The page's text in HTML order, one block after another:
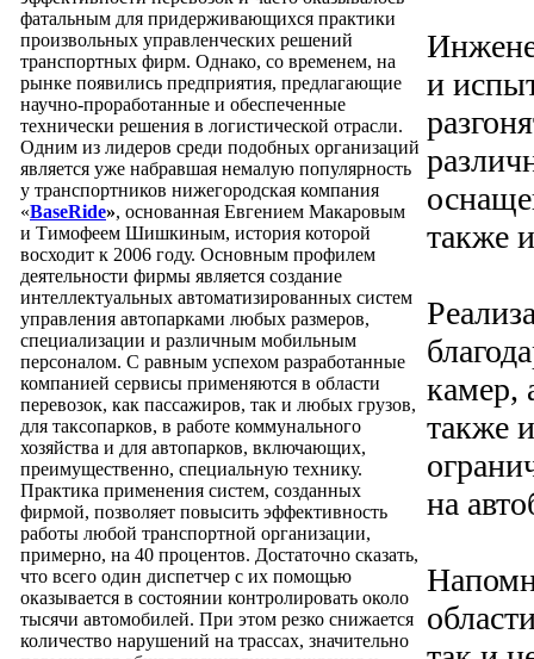
фатальным для придерживающихся практики
произвольных управленческих решений
транспортных фирм. Однако, со временем, на
рынке появились предприятия, предлагающие
научно-проработанные и обеспеченные
технически решения в логистической отрасли.
Одним из лидеров среди подобных организаций
является уже набравшая немалую популярность
у транспортников нижегородская компания
«BaseRide», основанная Евгением Макаровым
и Тимофеем Шишкиным, история которой
восходит к 2006 году. Основным профилем
деятельности фирмы является создание
интеллектуальных автоматизированных систем
управления автопарками любых размеров,
специализации и различным мобильным
персоналом. С равным успехом разработанные
компанией сервисы применяются в области
перевозок, как пассажиров, так и любых грузов,
для таксопарков, в работе коммунального
хозяйства и для автопарков, включающих,
преимущественно, специальную технику.
Практика применения систем, созданных
фирмой, позволяет повысить эффективность
работы любой транспортной организации,
примерно, на 40 процентов. Достаточно сказать,
что всего один диспетчер с их помощью
оказывается в состоянии контролировать около
тысячи автомобилей. При этом резко снижается
количество нарушений на трассах, значительно
и
также
камер,
также
на